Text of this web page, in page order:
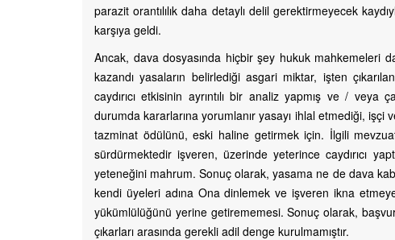
parazit orantılılık daha detaylı delil gerektirmeyecek
karşıya geldi.
Ancak, dava dosyasında hiçbir şey hukuk mahkemeleri
kazandı yasaların belirlediği asgari miktar, işten
caydırıcı etkisinin ayrıntılı bir analiz yapmış ve /
durumda kararlarına yorumlanır yasayı ihlal etmediği, işçi
tazminat ödülünü, eski haline getirmek için. İlgili
sürdürmektedir işveren, üzerinde yeterince caydırıcı
yeteneğini mahrum. Sonuç olarak, yasama ne de dava
kendi üyeleri adına Ona dinlemek ve işveren ikna
yükümlülüğünü yerine getirememesi. Sonuç olarak,
çıkarları arasında gerekli adil denge kurulmamıştır.